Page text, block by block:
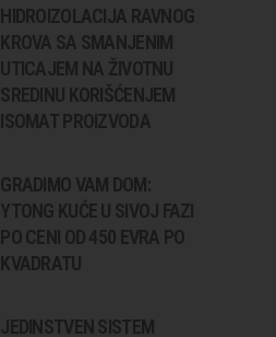
HIDROIZOLACIJA RAVNOG
KROVA SA SMANJENIM
UTICAJEM NA ŽIVOTNU
SREDINU KORIŠĆENJEM
ISOMAT PROIZVODA
GRADIMO VAM DOM:
YTONG KUĆE U SIVOJ FAZI
PO CENI OD 450 EVRA PO
KVADRATU
JEDINSTVEN SISTEM